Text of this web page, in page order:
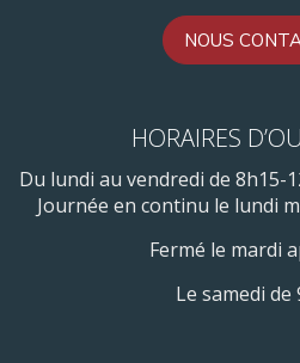
NOUS
HORAIRES
Du lundi au vendredi de 8h15-
Journée en continu le lundi
Fermé le mardi
Le samedi de